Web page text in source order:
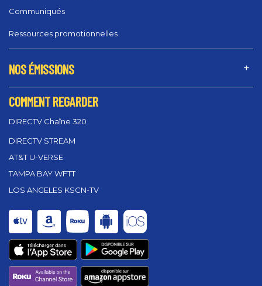
Communiqués
Ressources promotionnelles
NOS ÉMISSIONS
COMMENT REGARDER
DIRECTV Chaîne 320
DIRECTV STREAM
AT&T U-VERSE
TAMPA BAY WFTT
LOS ANGELES KSCN-TV